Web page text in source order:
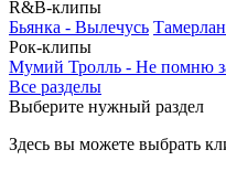
R&B-клипы
Бьянка - Вылечусь
Рок-клипы
Мумий Тролль - Не помню
Все разделы
Выберите нужный раздел
Здесь вы можете выбрать